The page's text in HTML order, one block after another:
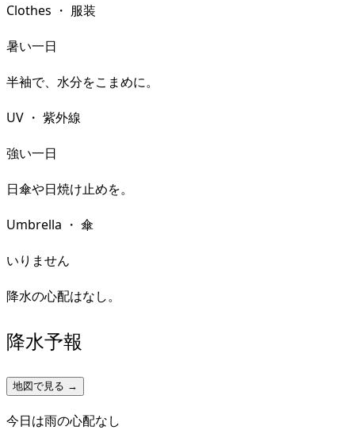
Clothes ・ 服装
暑い一日
半袖で、水分をこまめに。
UV ・ 紫外線
強い一日
日傘や日焼け止めを。
Umbrella ・ 傘
いりません
降水の心配はなし。
降水予報
地図で見る →
今日は雨の心配なし